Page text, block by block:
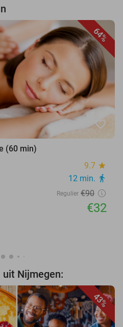
64%
favorite_border
(60 min)
9.7 star
12 min. directions_walk
Regulier €90
€32
Nijmegen:
43%